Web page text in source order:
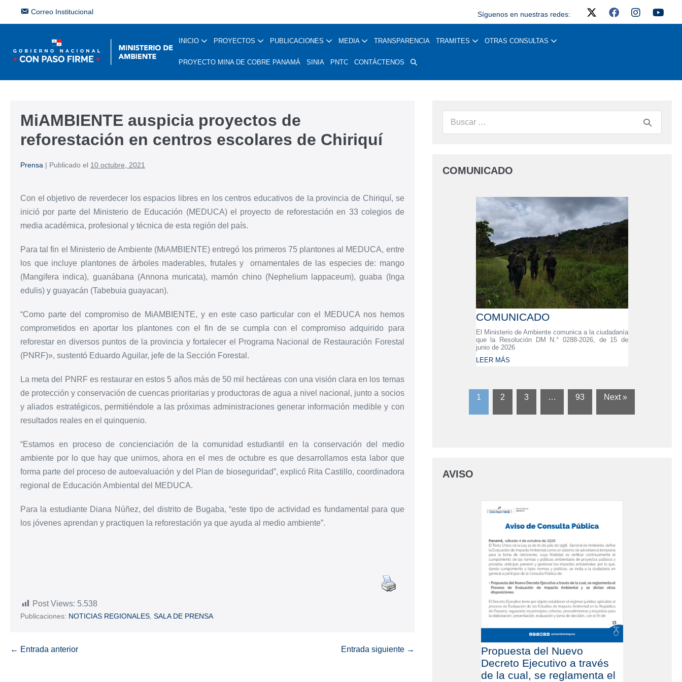
Correo Institucional Síguenos en nuestras redes:
INICIO PROYECTOS PUBLICACIONES MEDIA TRANSPARENCIA TRAMITES OTRAS CONSULTAS
PROYECTO MINA DE COBRE PANAMÁ SINIA PNTC CONTÁCTENOS
MiAMBIENTE auspicia proyectos de
reforestación en centros escolares de Chiriquí
Prensa | Publicado el 10 octubre, 2021
Con el objetivo de reverdecer los espacios libres en los centros educativos de la provincia de Chiriquí, se
inició por parte del Ministerio de Educación (MEDUCA) el proyecto de reforestación en 33 colegios de
media académica, profesional y técnica de esta región del país.
Para tal fin el Ministerio de Ambiente (MiAMBIENTE) entregó los primeros 75 plantones al MEDUCA, entre
los que incluye plantones de árboles maderables, frutales y ornamentales de las especies de: mango
(Mangifera indica), guanábana (Annona muricata), mamón chino (Nephelium lappaceum), guaba (Inga
edulis) y guayacán (Tabebuia guayacan).
“Como parte del compromiso de MiAMBIENTE, y en este caso particular con el MEDUCA nos hemos
comprometidos en aportar los plantones con el fin de se cumpla con el compromiso adquirido para
reforestar en diversos puntos de la provincia y fortalecer el Programa Nacional de Restauración Forestal
(PNRF)», sustentó Eduardo Aguilar, jefe de la Sección Forestal.
La meta del PNRF es restaurar en estos 5 años más de 50 mil hectáreas con una visión clara en los temas
de protección y conservación de cuencas prioritarias y productoras de agua a nivel nacional, junto a socios
y aliados estratégicos, permitiéndole a las próximas administraciones generar información medible y con
resultados reales en el quinquenio.
“Estamos en proceso de concienciación de la comunidad estudiantil en la conservación del medio
ambiente por lo que hay que unirnos, ahora en el mes de octubre es que desarrollamos esta labor que
forma parte del proceso de autoevaluación y del Plan de bioseguridad”, explicó Rita Castillo, coordinadora
regional de Educación Ambiental del MEDUCA.
Para la estudiante Diana Núñez, del distrito de Bugaba, “este tipo de actividad es fundamental para que
los jóvenes aprendan y practiquen la reforestación ya que ayuda al medio ambiente”.
Post Views: 5.538
Publicaciones: NOTICIAS REGIONALES SALA DE PRENSA
← Entrada anterior Entrada siguiente →
COMUNICADO
COMUNICADO
El Ministerio de Ambiente comunica a la ciudadanía
que la Resolución DM N.° 0288-2026, de 15 de
junio de 2026
LEER MÁS
1 2 3 … 93 Next »
AVISO
Propuesta del Nuevo
Decreto Ejecutivo a través
de la cual, se reglamenta el